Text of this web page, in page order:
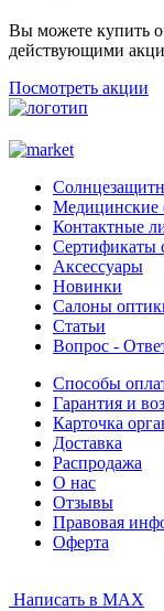
Вы можете купить
действующими
Посмотреть акции
Медицинские
Контактные
Сертификаты
Аксессуары
Новинки
Салоны
Статьи
Вопрос -
Способы
Гарантия и
Карточка
Доставка
Распродажа
О нас
Отзывы
Правовая
Оферта
Написать в MAX